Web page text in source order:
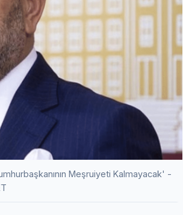
Meşruiyeti Kalmayacak' -